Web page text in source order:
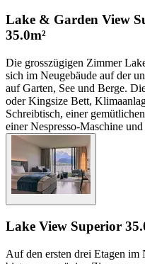
Lake & Garden View
35.0m²
Die grosszügigen Zimmer
sich im Neugebäude auf der
auf Garten, See und Berge.
oder Kingsize Bett,
Schreibtisch, einer
einer Nespresso-Maschine
Lake View Superior
Auf den ersten drei Etagen im